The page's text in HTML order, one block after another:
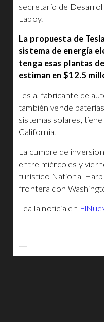
secretario de
Laboy.
La propuesta de
sistema de energía
tenga esas plantas
estiman en $12.5
Tesla, fabricante de
también vende
sistemas solares, tiene
California.
La cumbre de
entre miércoles y
turístico National
frontera con
Lea la noticia en